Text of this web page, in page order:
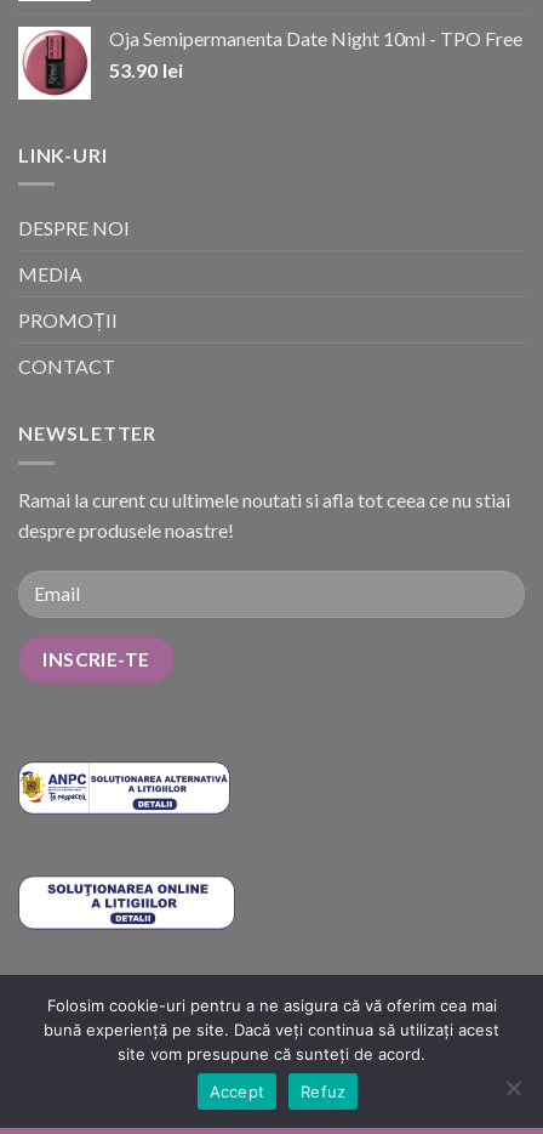
Oja Semipermanenta Date Night 10ml - TPO Free
53.90 lei
LINK-URI
DESPRE NOI
MEDIA
PROMOȚII
CONTACT
NEWSLETTER
Ramai la curent cu ultimele noutati si afla tot ceea ce nu stiai
despre produsele noastre!
METODE DE PLATĂ COSTURI DE LIVRARE
TERMENI ȘI CONDIȚII
POLITICA DE RETUR
ANPC ANPC SOLUTIONARE ANPC – SAL
Importator: SC Biton Beauty SRL, CUI: RO
37076890, sediul social: Bd Pipera 17, Voluntari
Folosim cookie-uri pentru a ne asigura că vă oferim cea mai
bună experiență pe site. Dacă veți continua să utilizați acest
site vom presupune că sunteți de acord.
Accept
Refuz